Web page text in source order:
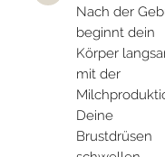
Nach der
beginnt dein
Körper
mit der
Deine
Brustdrüsen